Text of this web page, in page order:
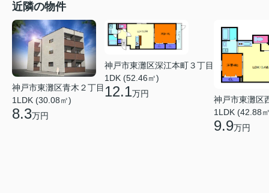
近隣の物件
神戸市東灘区青木２丁目
1LDK (30.08㎡)
8.3万円
神戸市東灘区深江本町３丁目
1DK (52.46㎡)
12.1万円
神戸市東灘区
1LDK (42.88
9.9万円